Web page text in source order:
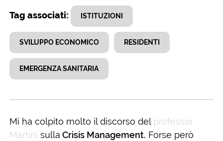
Tag associati: ISTITUZIONI
SVILUPPO ECONOMICO RESIDENTI
EMERGENZA SANITARIA
Mi ha colpito molto il discorso del professor
Martini sulla Crisis Management. Forse però